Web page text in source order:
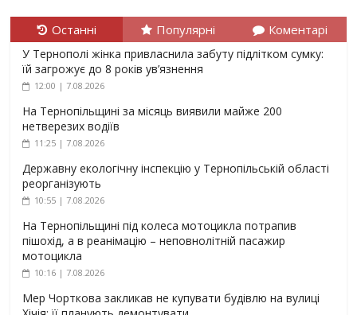
Останні Популярні Коментарі
У Тернополі жінка привласнила забуту підлітком сумку:
їй загрожує до 8 років ув’язнення
12:00 | 7.08.2026
На Тернопільщині за місяць виявили майже 200
нетверезих водіїв
11:25 | 7.08.2026
Державну екологічну інспекцію у Тернопільській області
реорганізують
10:55 | 7.08.2026
На Тернопільщині під колеса мотоцикла потрапив
пішохід, а в реанімацію – неповнолітній пасажир
мотоцикла
10:16 | 7.08.2026
Мер Чорткова закликав не купувати будівлю на вулиці